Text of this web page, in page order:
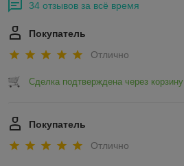
34 отзывов за всё время
Покупатель
Отлично
Сделка подтверждена через корзину
Покупатель
Отлично